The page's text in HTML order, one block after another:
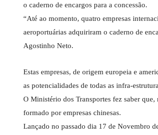
o caderno de encargos para a concessão.
“Até ao momento, quatro empresas
aeroportuárias adquiriram o caderno de
Agostinho Neto.
Estas empresas, de origem europeia e
as potencialidades de todas as infra-
O Ministério dos Transportes fez saber
formado por empresas chinesas.
Lançado no passado dia 17 de Novembro